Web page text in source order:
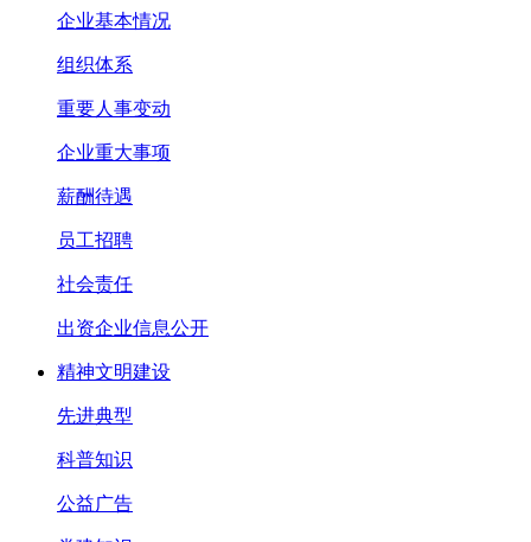
企业基本情况
组织体系
重要人事变动
企业重大事项
薪酬待遇
员工招聘
社会责任
出资企业信息公开
精神文明建设
先进典型
科普知识
公益广告